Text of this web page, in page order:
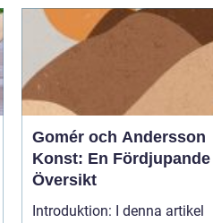
Gomér och Andersson
Konst: En Fördjupande
Översikt
Introduktion: I denna artikel